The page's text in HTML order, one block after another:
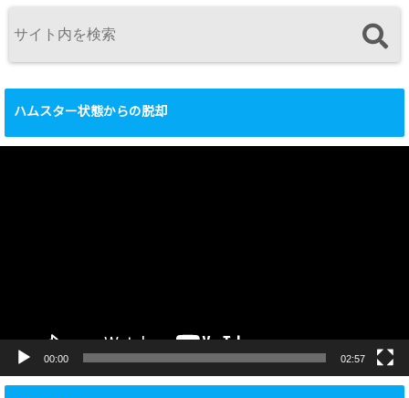
ハムスター状態からの脱却
00:00 02:57